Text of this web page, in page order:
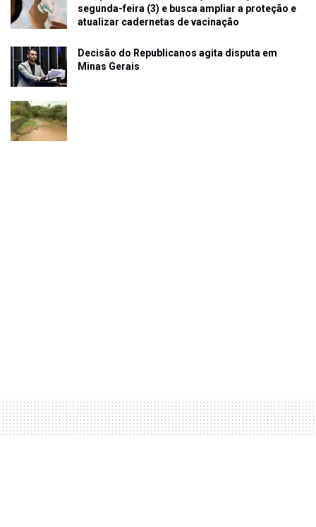
segunda-feira (3) e busca ampliar a proteção e
atualizar cadernetas de vacinação
Decisão do Republicanos agita disputa em
Minas Gerais